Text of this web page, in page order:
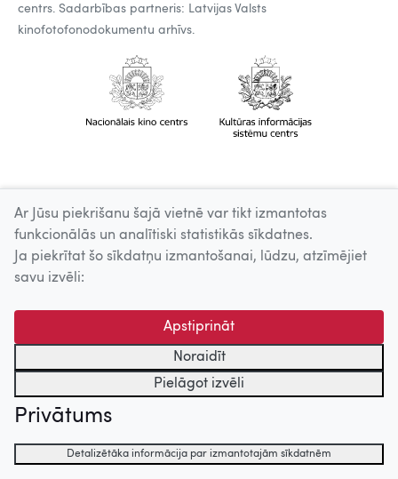
centrs. Sadarbības partneris: Latvijas Valsts
kinofotofonodokumentu arhīvs.
Ar Jūsu piekrišanu šajā vietnē var tikt izmantotas
funkcionālās un analītiski statistikās sīkdatnes.
Ja piekrītat šo sīkdatņu izmantošanai, lūdzu, atzīmējiet
savu izvēli:
Apstiprināt
Noraidīt
Pielāgot izvēli
Privātums
Detalizētāka informācija par izmantotajām sīkdatnēm